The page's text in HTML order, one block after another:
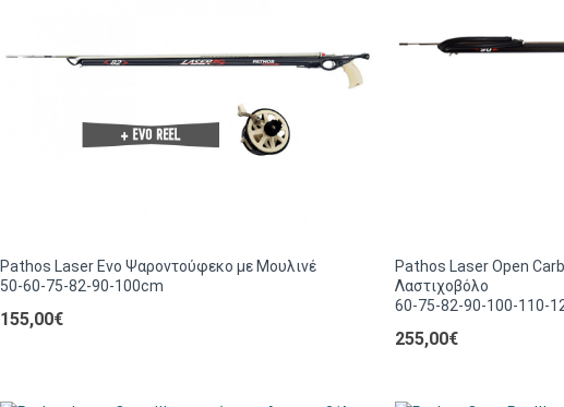
Pathos Laser Evo Ψαροντούφεκο με Μουλινέ
50-60-75-82-90-100cm
155,00€
Pathos Laser Open
Λαστιχοβόλο
60-75-82-90-100-110-
255,00€